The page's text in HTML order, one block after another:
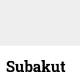
Subakut